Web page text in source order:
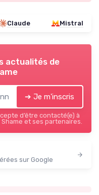
Claude Mistral
actualités de
➔ Je m'inscris
d’être contacté(e) à
et ses partenaires.
sur Google